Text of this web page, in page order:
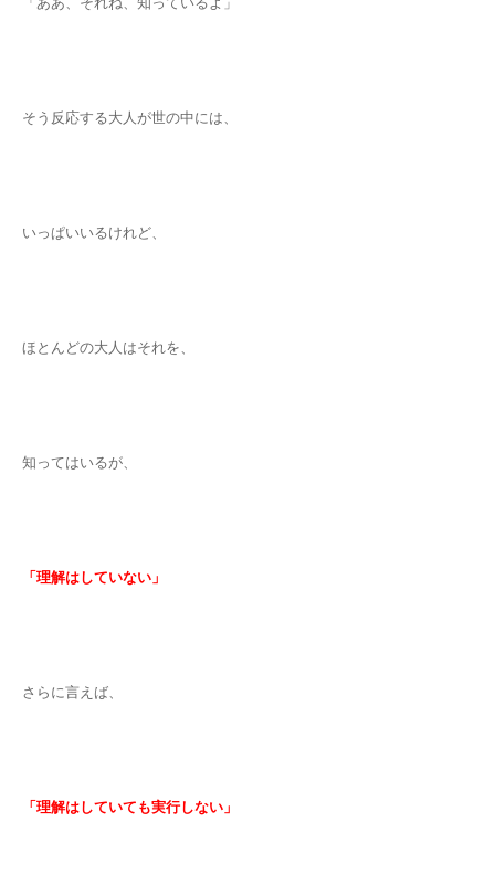
そう反応する大人が世の中には、
いっぱいいるけれど、
ほとんどの大人はそれを、
知ってはいるが、
「理解はしていない」
さらに言えば、
「理解はしていても実行しない」